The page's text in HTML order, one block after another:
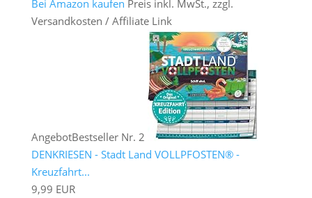
Bei Amazon kaufen Preis inkl. MwSt., zzgl.
Versandkosten / Affiliate Link
AngebotBestseller Nr. 2
DENKRIESEN - Stadt Land VOLLPFOSTEN® -
Kreuzfahrt...
9,99 EUR